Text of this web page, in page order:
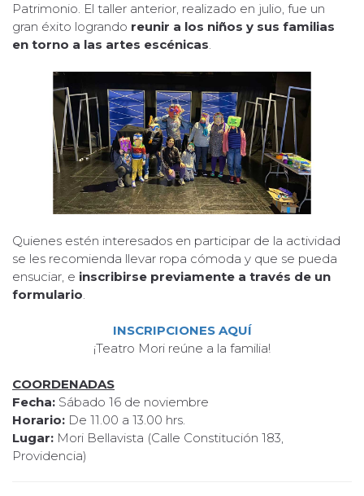
Patrimonio. El taller anterior, realizado en julio, fue un
gran éxito logrando reunir a los niños y sus familias
en torno a las artes escénicas.
Quienes estén interesados en participar de la actividad
se les recomienda llevar ropa cómoda y que se pueda
ensuciar, e inscribirse previamente a través de un
formulario
INSCRIPCIONES AQUÍ
¡Teatro Mori reúne a la familia!
COORDENADAS
Fecha: Sábado 16 de noviembre
Horario: De 11.00 a 13.00 hrs.
Lugar: Mori Bellavista (Calle Constitución 183,
Providencia)